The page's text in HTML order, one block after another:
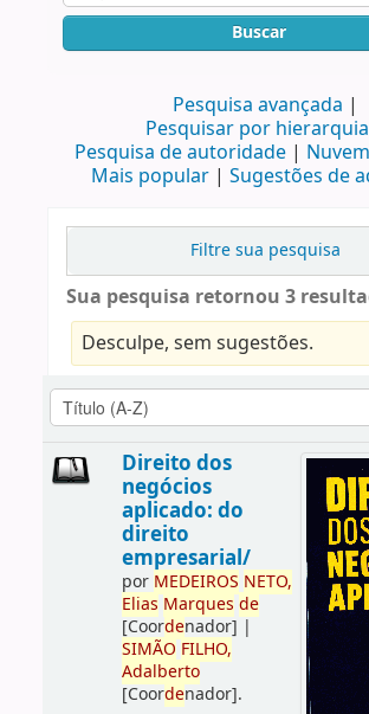
Buscar
Pesquisa avançada
Pesquisar por hierarquia
Pesquisa de autoridade
Mais popular
Sugestões de
Filtre sua pesquisa
Sua pesquisa retornou 3
Desculpe, sem sugestões.
Direito dos
negócios
aplicado: do
direito
empresarial/
por MEDEIROS NETO,
Elias Marques de
[Coordenador] |
SIMÃO FILHO,
Adalberto
[Coordenador].